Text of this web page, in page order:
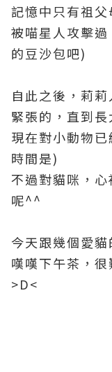
記憶中只有祖
被喵星人攻擊
的豆沙包吧)
自此之後，莉
緊張的，直到
現在對小動物
時間是)
不過對貓咪，
呢^^
今天跟幾個愛
嘆嘆下午茶，
>D<